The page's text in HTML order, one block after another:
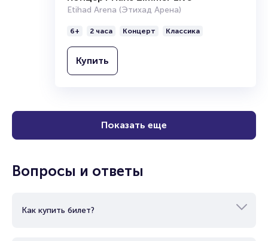
ММА, поединках именитых боксеров, матчах лучших
событиях. Для заказа билетов просто оставьте заявку с
На нашем сайте вы можете купить билеты на UFC Fight
Night 282 Анкалаев против Раунтри в Абу-Даби. Спешите
Продать билет
Etihad Arena (Этихад Арена)
6+ 2 часа Концерт Классика
Купить
Показать еще
Вопросы и ответы
Как купить билет?